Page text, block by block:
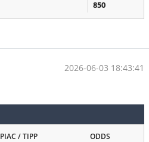
850
2026-06-03 18:43:41
PIAC / TIPP ODDS